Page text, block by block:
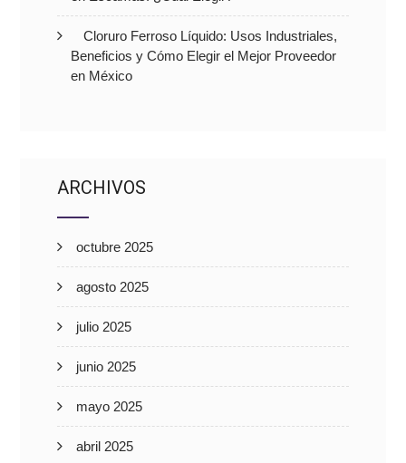
Cloruro Ferroso Líquido: Usos Industriales,
Beneficios y Cómo Elegir el Mejor Proveedor
en México
ARCHIVOS
octubre 2025
agosto 2025
julio 2025
junio 2025
mayo 2025
abril 2025